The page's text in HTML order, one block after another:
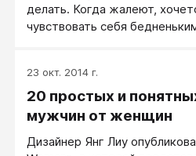
делать. Когда жалеют,
чувствовать себя
— девочка, а не мальчик.
23 окт. 2014 г.
20 простых и
мужчин от женщин
Дизайнер Янг Лиу